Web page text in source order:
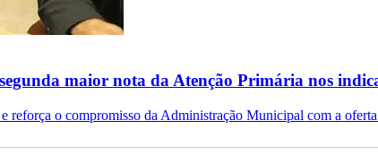
maior nota da Atenção Primária nos
reforça o compromisso da Administração Municipal com a